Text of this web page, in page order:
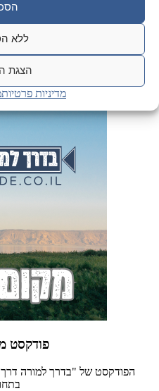
ללא
הצגת
מדיניות פרטיות
שאלות
אוסף שאלות ותשובות
פודקסט
הפודקסט של "בדרך למורה